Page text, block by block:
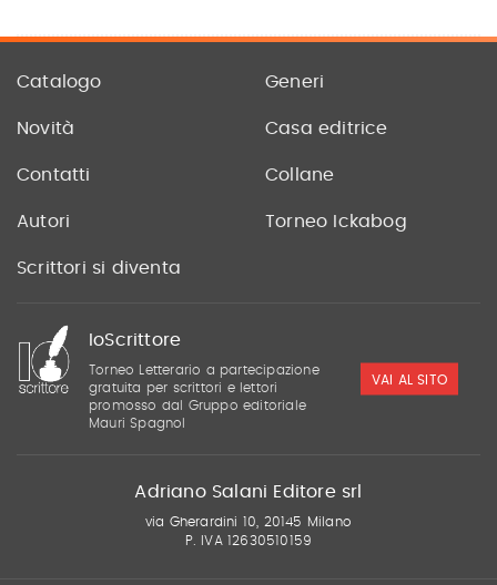
Catalogo Generi
Novità Casa editrice
Contatti Collane
Autori Torneo Ickabog
Scrittori si diventa
IoScrittore
Torneo Letterario a partecipazione
gratuita per scrittori e lettori
promosso dal Gruppo editoriale
Mauri Spagnol
VAI AL SITO
Adriano Salani Editore srl
via Gherardini 10, 20145 Milano
P. IVA 12630510159